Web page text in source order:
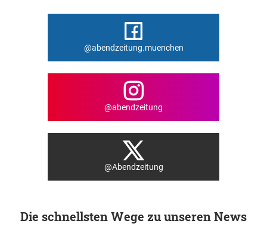
@abendzeitung.muenchen
@abendzeitung
@Abendzeitung
Die schnellsten Wege zu unseren News